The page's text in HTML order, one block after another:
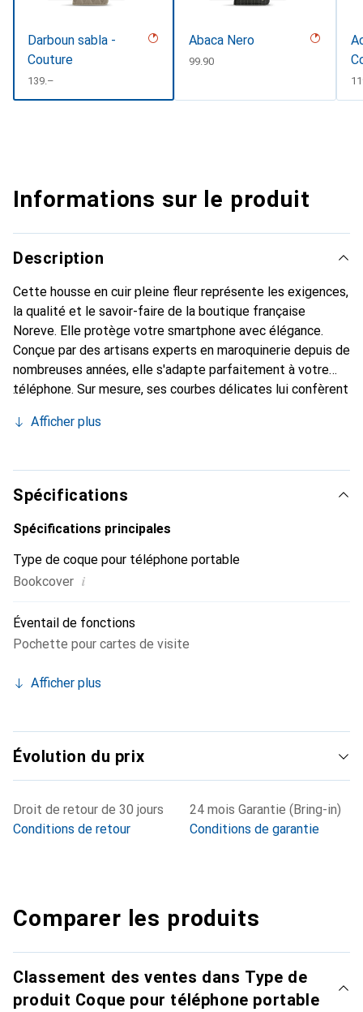
Darboun sabla -
Couture
CHF
139.–
Abaca Nero
CHF
99.90
Informations sur le produit
Description
Cette housse en cuir pleine fleur représente les exigences,
la qualité et le savoir-faire de la boutique française
Noreve. Elle protège votre smartphone avec élégance.
Conçue par des artisans experts en maroquinerie depuis de
nombreuses années, elle s'adapte parfaitement à votre
téléphone. Sur mesure, ses courbes délicates lui confèrent
et indispensable pour votre smartphone. Reconnaître
marque Noreve est un choix sûr pour une clientèle
exigeante.
Afficher plus
Spécifications
Spécifications principales
Type de coque pour téléphone portable
Bookcover i
Éventail de fonctions
Pochette pour cartes de visite
Afficher plus
Évolution du prix
Droit de retour de 30 jours
Conditions de retour
24 mois Garantie (Bring-in)
Conditions de garantie
Comparer les produits
Classement des ventes dans Type de
produit Coque pour téléphone portable